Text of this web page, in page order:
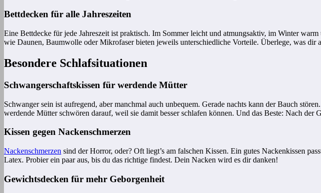
Bettdecken für alle Jahreszeiten
Eine Bettdecke für jede Jahreszeit ist praktisch. Im Sommer leicht und atmungsaktiv, im Winter warm
wie Daunen, Baumwolle oder Mikrofaser bieten jeweils unterschiedliche Vorteile. Überlege, was
Besondere Schlafsituationen
Schwangerschaftskissen für werdende Mütter
Schwanger sein ist aufregend, aber manchmal auch unbequem. Gerade nachts kann der Bauch stören.
werdende Mütter schwören darauf, weil sie damit besser schlafen können. Und das Beste: Nach der
Kissen gegen Nackenschmerzen
Nackenschmerzen sind der Horror, oder? Oft liegt’s am falschen Kissen. Ein gutes Nackenkissen
Latex. Probier ein paar aus, bis du das richtige findest. Dein Nacken wird es dir danken!
Gewichtsdecken für mehr Geborgenheit